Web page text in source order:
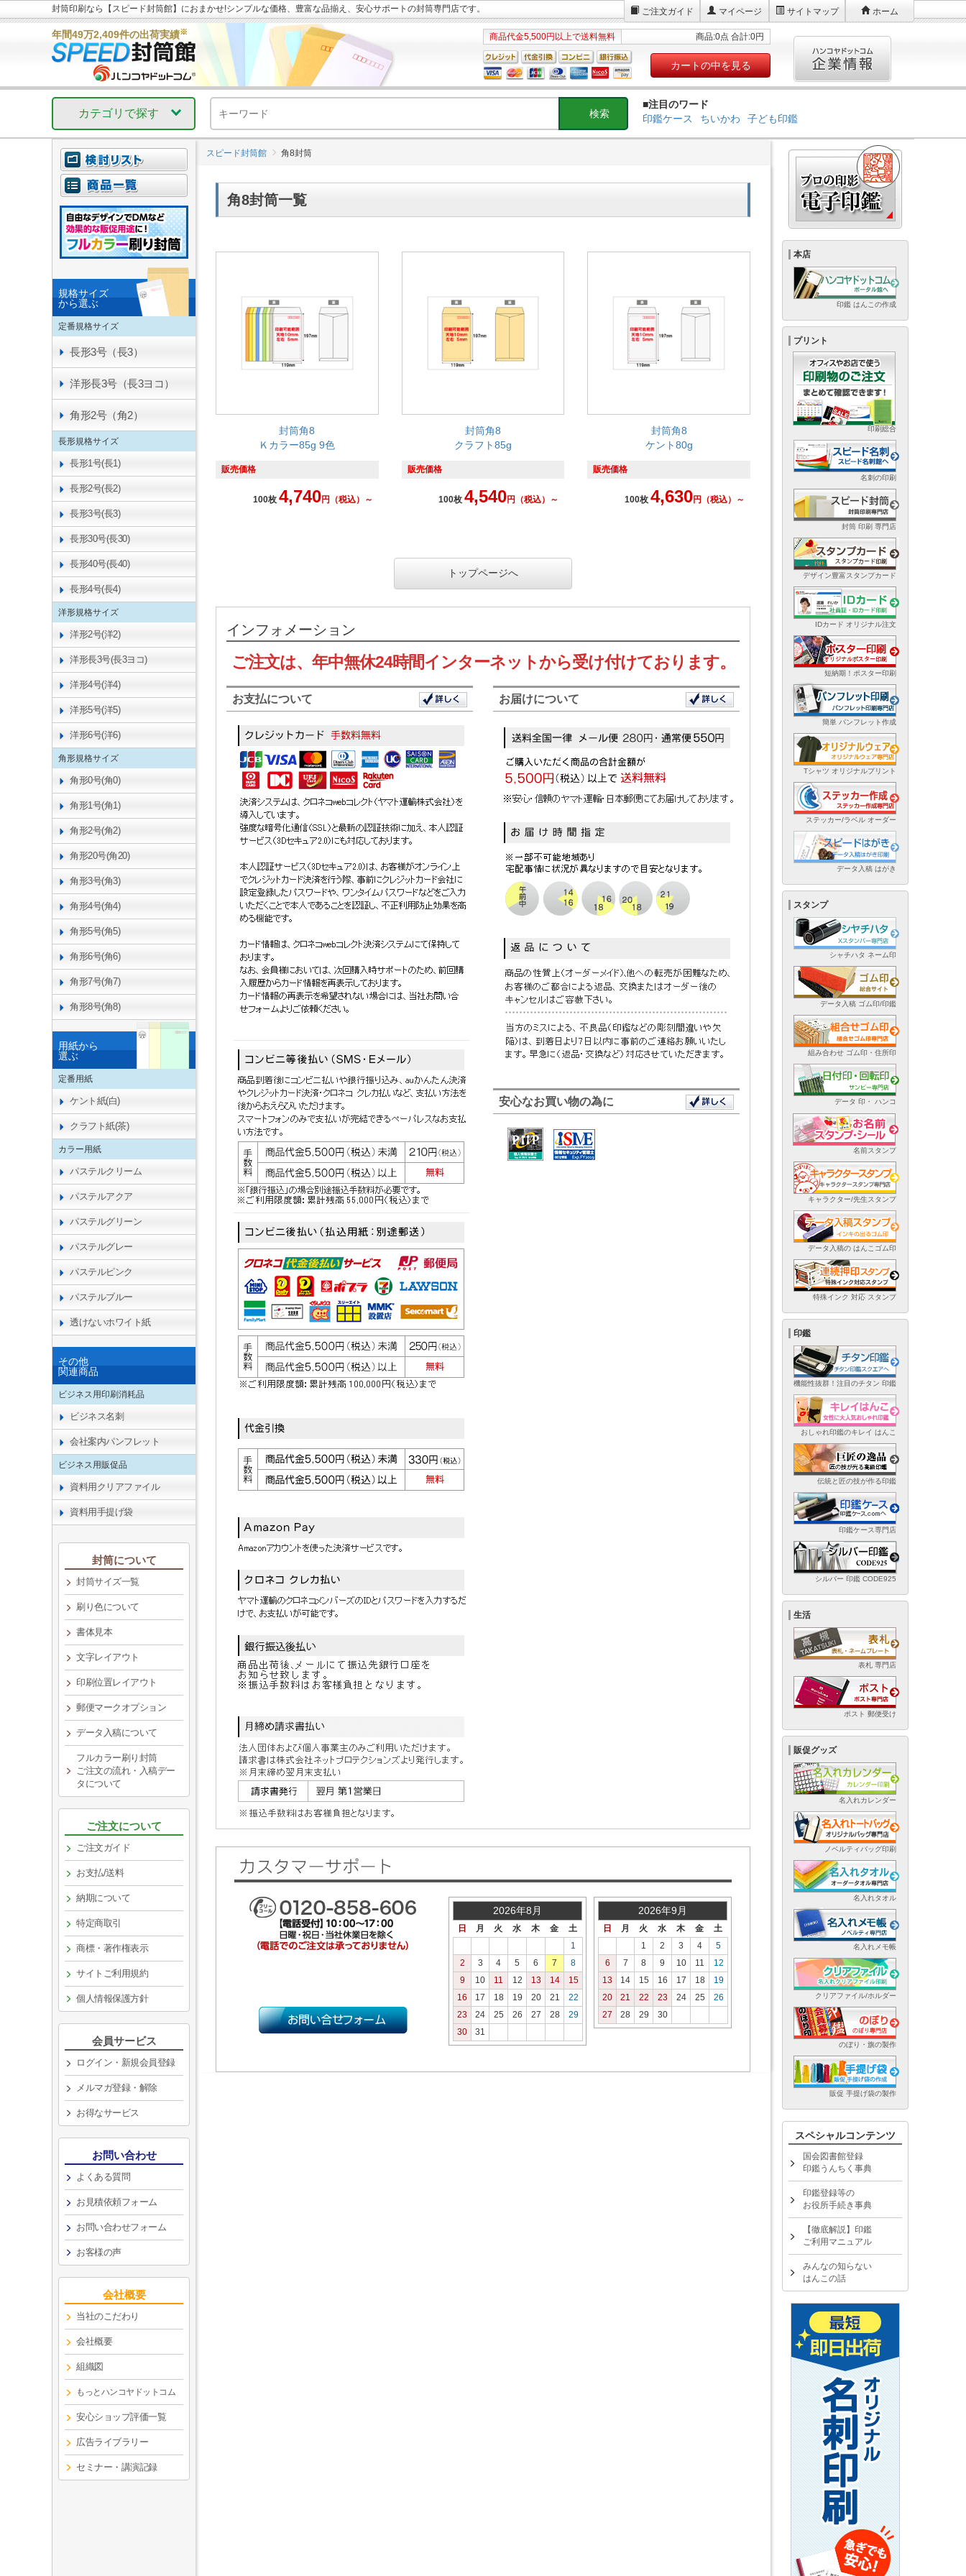
封筒印刷なら【スピード封筒館】におまかせ!シンプルな価格、豊富な品揃え、安心サポートの封筒専門店です。 ご注文ガイド マイページ サイトマップ ホーム
年間49万2,409件の出荷実績※
商品代金5,500円以上で送料無料 商品:0点 合計:0円
カートの中を見る
カテゴリで探す
■注目のワード
印鑑ケース
ちいかわ 子ども印鑑
スピード封筒館 角8封筒
角8封筒一覧
封筒角8
Ｋカラー85g 9色
販売価格
100枚 4,740円 （税込）～
封筒角8
クラフト85g
販売価格
100枚4,540円 （税込）～
封筒角8
ケント80g
販売価格
100枚 4,630円 （税込）～
トップページへ
インフォメーション
ご注文は、年中無休24時間インターネットから受け付けております。
お支払について お届けについて
安心なお買い物の為に
2026年8月
日 月 火 水 木 金
土
1
2
3 4 5 6 7
8
9
10 11 12 13 14
15
16
17 18 19 20 21
22
23
24 25 26 27 28
29
30
31
2026年9月
日 月 火 水 木 金
土
1
2 3 4
5
6
7 8 9 10 11
12
13
14 15 16 17 18
19
20
21 22 23 24 25
26
27
28 29 30
規格サイズ
から選ぶ
定番規格サイズ
長形3号（長3）
洋形長3号（長3ヨコ）
角形2号（角2）
長形規格サイズ
長形1号(長1)
長形2号(長2)
長形3号(長3)
長形30号(長30)
長形40号(長40)
長形4号(長4)
洋形規格サイズ
洋形2号(洋2)
洋形長3号(長3ヨコ)
洋形4号(洋4)
洋形5号(洋5)
洋形6号(洋6)
角形規格サイズ
角形0号(角0)
角形1号(角1)
角形2号(角2)
角形20号(角20)
角形3号(角3)
角形4号(角4)
角形5号(角5)
角形6号(角6)
角形7号(角7)
角形8号(角8)
用紙から
選ぶ
定番用紙
ケント紙(白)
クラフト紙(茶)
カラー用紙
パステルクリーム
パステルアクア
パステルグリーン
パステルグレー
パステルピンク
パステルブルー
透けないホワイト紙
その他
関連商品
ビジネス用印刷消耗品
ビジネス名刺
会社案内パンフレット
ビジネス用販促品
資料用クリアファイル
資料用手提げ袋
封筒について
封筒サイズ一覧
刷り色について
書体見本
文字レイアウト
印刷位置レイアウト
郵便マークオプション
データ入稿について
フルカラー刷り封筒
ご注文の流れ・入稿デー
タについて
ご注文について
ご注文ガイド
お支払/送料
納期について
特定商取引
商標・著作権表示
サイトご利用規約
個人情報保護方針
会員サービス
ログイン・新規会員登録
メルマガ登録・解除
お得なサービス
お問い合わせ
よくある質問
お見積依頼フォーム
お問い合わせフォーム
お客様の声
会社概要
当社のこだわり
会社概要
組織図
もっとハンコヤドットコム
安心ショップ評価一覧
広告ライブラリー
セミナー・講演記録
本店
印鑑 はんこの作成
プリント
印刷総合
名刺の印刷
封筒 印刷 専門店
デザイン豊富スタンプカード
IDカード オリジナル注文
短納期！ポスター印刷
簡単 パンフレット作成
Tシャツ オリジナルプリント
ステッカー/ラベル オーダー
データ入稿 はがき
スタンプ
シャチハタ ネーム印
データ入稿 ゴム印/印鑑
組み合わせ ゴム印・住所印
データ 印・ ハンコ
名前スタンプ
キャラクター/先生スタンプ
データ入稿の はんこゴム印
特殊インク 対応 スタンプ
印鑑
機能性抜群！注目のチタン 印鑑
おしゃれ印鑑のキレイ はんこ
伝統と匠の技が作る印鑑
印鑑ケース専門店
シルバー 印鑑 CODE925
生活
表札 専門店
ポスト 郵便受け
販促グッズ
名入れカレンダー
ノベルティバッグ印刷
名入れタオル
名入れメモ帳
クリアファイル/ホルダー
のぼり・旗の製作
販促 手提げ袋の製作
スペシャルコンテンツ
国会図書館登録
印鑑うんちく事典
印鑑登録等の
お役所手続き事典
【徹底解説】印鑑
ご利用マニュアル
みんなの知らない
はんこの話